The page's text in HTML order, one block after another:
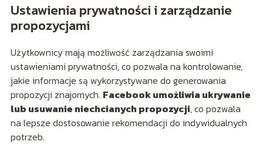
Ustawienia prywatności i zarządzanie
propozycjami
Użytkownicy mają możliwość zarządzania swoimi
ustawieniami prywatności, co pozwala na kontrolowanie,
jakie informacje są wykorzystywane do generowania
propozycji znajomych. Facebook umożliwia ukrywanie
lub usuwanie niechcianych propozycji, co pozwala
na lepsze dostosowanie rekomendacji do indywidualnych
potrzeb.